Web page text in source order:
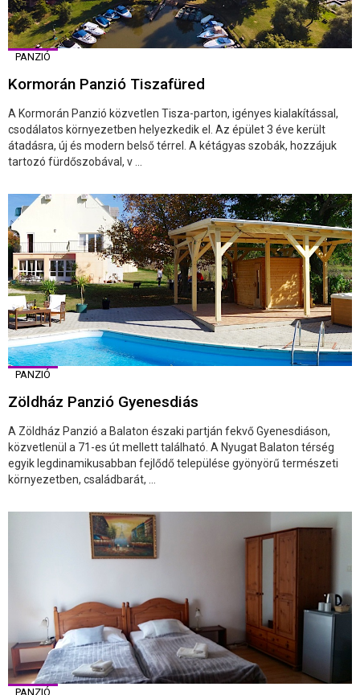
PANZIÓ
Kormorán Panzió Tiszafüred
A Kormorán Panzió közvetlen Tisza-parton, igényes kialakítással,
csodálatos környezetben helyezkedik el. Az épület 3 éve került
átadásra, új és modern belső térrel. A kétágyas szobák, hozzájuk
tartozó fürdőszobával, v ...
PANZIÓ
Zöldház Panzió Gyenesdiás
A Zöldház Panzió a Balaton északi partján fekvő Gyenesdiáson,
közvetlenül a 71-es út mellett található. A Nyugat Balaton térség
egyik legdinamikusabban fejlődő települése gyönyörű természeti
környezetben, családbarát, ...
PANZIÓ